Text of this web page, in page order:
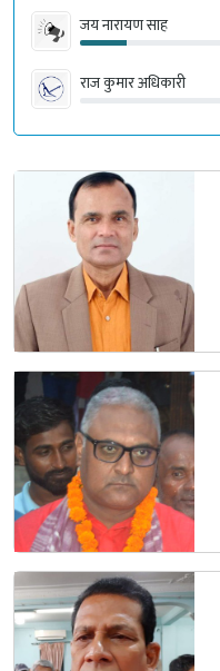
जय नारायण साह
राज कुमार अधिकारी